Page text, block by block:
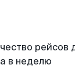
рейсов
в неделю